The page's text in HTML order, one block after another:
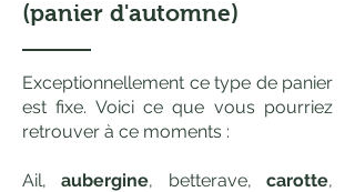
(panier d'automne)
Exceptionnellement ce type de panier
est fixe. Voici ce que vous pourriez
retrouver à ce moments :
Ail,aubergine, betterave,carotte,